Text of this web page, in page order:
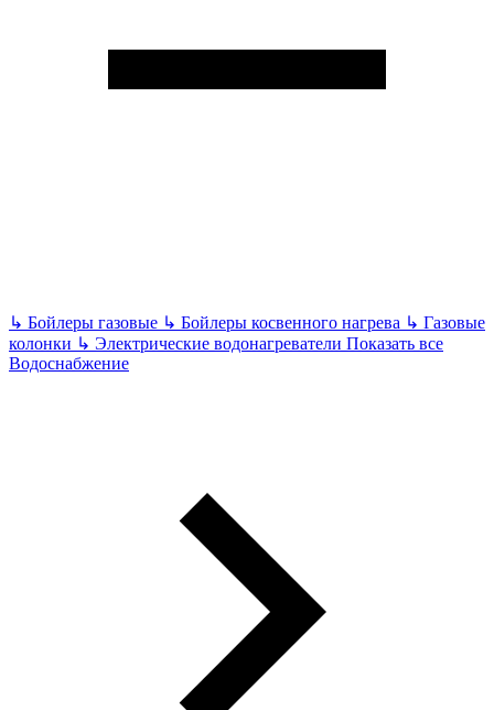
↳ Бойлеры газовые ↳ Бойлеры косвенного нагрева ↳ Газовые
колонки ↳ Электрические водонагреватели Показать все
Водоснабжение